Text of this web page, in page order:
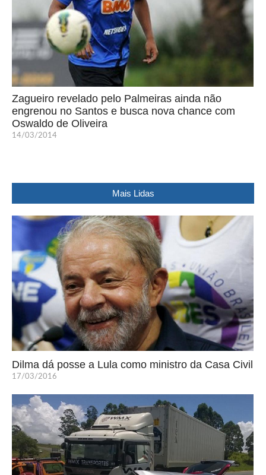
Zagueiro revelado pelo Palmeiras ainda não
engrenou no Santos e busca nova chance com
Oswaldo de Oliveira
14/03/2014
Mais Lidas
Dilma dá posse a Lula como ministro da Casa Civil
17/03/2016